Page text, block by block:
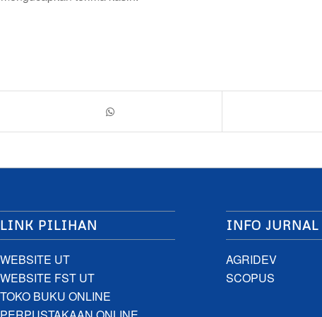
LINK PILIHAN
WEBSITE UT
WEBSITE FST UT
TOKO BUKU ONLINE
INFO JURNAL
AGRIDEV
SCOPUS